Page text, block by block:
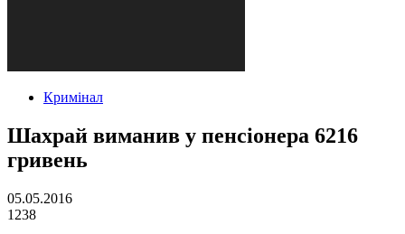
Кримінал
Шахрай виманив у пенсіонера 6216
гривень
05.05.2016
1238